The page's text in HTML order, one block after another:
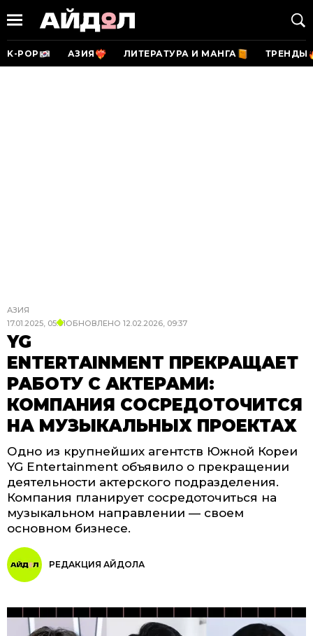
K-POP АЗИЯ ЛИТЕРАТУРА И МАНГА ТРЕНДЫ
АЗИЯ
17.01.2025, 05:01ОБНОВЛЕНО 12.02.2026, 09:37
YG
ENTERTAINMENT ПРЕКРАЩАЕТ
РАБОТУ С АКТЕРАМИ:
КОМПАНИЯ СОСРЕДОТОЧИТСЯ
НА МУЗЫКАЛЬНЫХ ПРОЕКТАХ
Одно из крупнейших агентств Южной Кореи
YG Entertainment объявило о прекращении
деятельности актерского подразделения.
Компания планирует сосредоточиться на
музыкальном направлении — своем
основном бизнесе.
РЕДАКЦИЯ АЙДОЛА